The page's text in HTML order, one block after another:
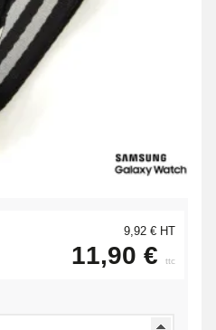
9,92 € HT
11,90 € ttc